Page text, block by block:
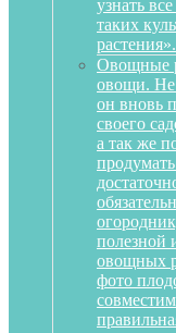
узнать
таких
растения».
Овощные
овощи. Не
он вновь
своего
а так же
полезной
овощных
фото